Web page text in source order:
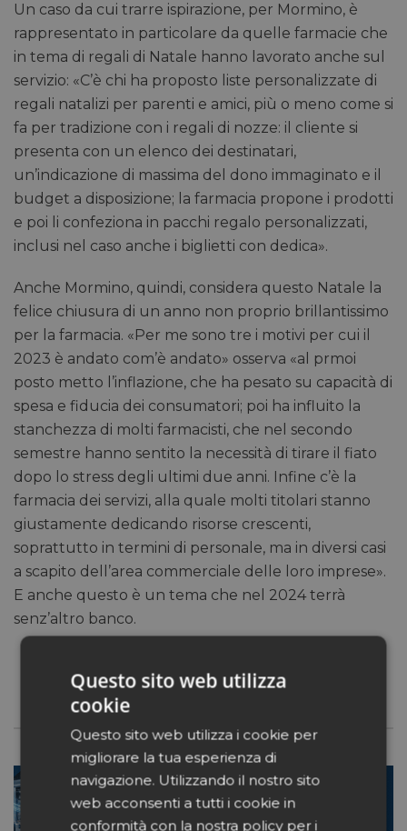
Un caso da cui trarre ispirazione, per Mormino, è
rappresentato in particolare da quelle farmacie che
in tema di regali di Natale hanno lavorato anche sul
servizio: «C’è chi ha proposto liste personalizzate di
regali natalizi per parenti e amici, più o meno come si
fa per tradizione con i regali di nozze: il cliente si
presenta con un elenco dei destinatari,
un’indicazione di massima del dono immaginato e il
budget a disposizione; la farmacia propone i prodotti
e poi li confeziona in pacchi regalo personalizzati,
inclusi nel caso anche i biglietti con dedica».
Anche Mormino, quindi, considera questo Natale la
felice chiusura di un anno non proprio brillantissimo
per la farmacia. «Per me sono tre i motivi per cui il
2023 è andato com’è andato» osserva «al prmoi
posto metto l’inflazione, che ha pesato su capacità di
spesa e fiducia dei consumatori; poi ha influito la
stanchezza di molti farmacisti, che nel secondo
semestre hanno sentito la necessità di tirare il fiato
dopo lo stress degli ultimi due anni. Infine c’è la
farmacia dei servizi, alla quale molti titolari stanno
giustamente dedicando risorse crescenti,
soprattutto in termini di personale, ma in diversi casi
a scapito dell’area commerciale delle loro imprese».
E anche questo è un tema che nel 2024 terrà
senz’altro banco.
Questo sito web utilizza
cookie
Questo sito web utilizza i cookie per
migliorare la tua esperienza di
navigazione. Utilizzando il nostro sito
web acconsenti a tutti i cookie in
conformità con la nostra policy per i